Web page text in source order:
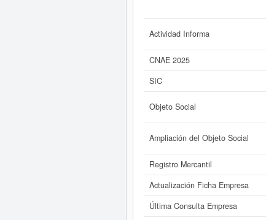
Actividad Informa
CNAE 2025
SIC
Objeto Social
Ampliación del Objeto Social
Registro Mercantil
Actualización Ficha Empresa
Última Consulta Empresa